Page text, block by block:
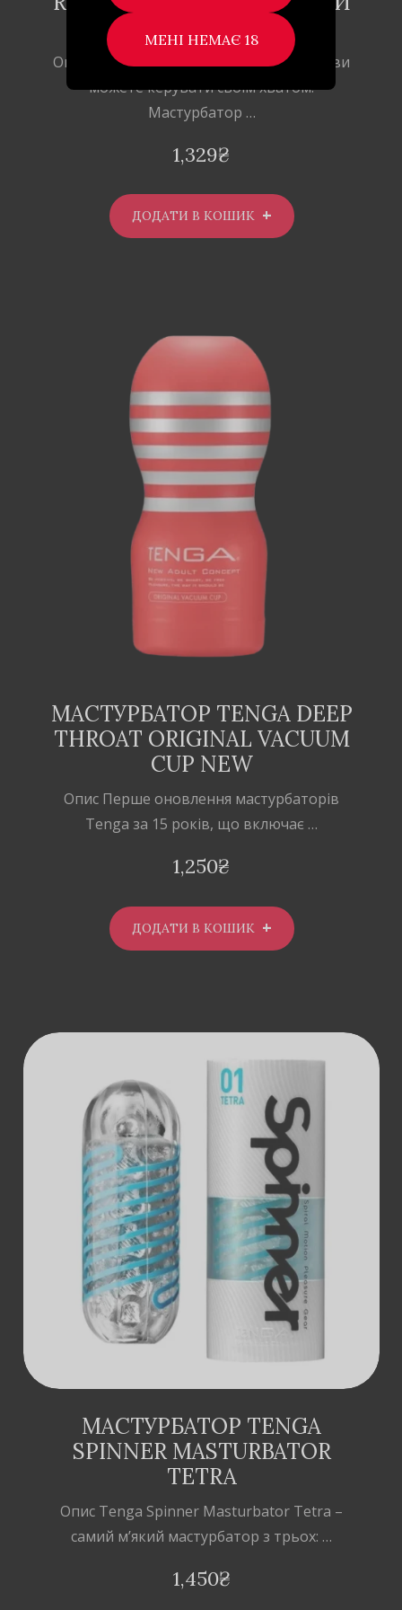
Опис Багаторазове задоволення, яким ви
можете керувати своїм хватом!
Мастурбатор …
1,329₴
ДОДАТИ В КОШИК
КОШИК
МАСТУРБАТОР TENGA DEEP
THROAT ORIGINAL VACUUM
CUP NEW
Опис Перше оновлення мастурбаторів
Tenga за 15 років, що включає …
1,250₴
ДОДАТИ В КОШИК
ДОДАТИ В
КОШИК
МАСТУРБАТОР TENGA
SPINNER MASTURBATOR
TETRA
Опис Tenga Spinner Masturbator Tetra –
самий м’який мастурбатор з трьох: …
1,450₴